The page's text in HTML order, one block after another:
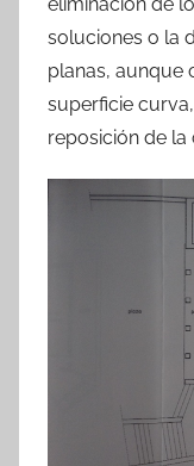
eliminación de
soluciones o la
planas, aunque
superficie
reposición de la